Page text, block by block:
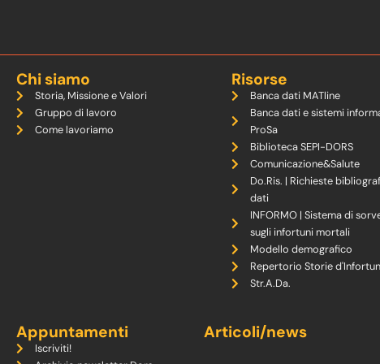
Chi siamo
Storia, Missione e Valori
Gruppo di lavoro
Come lavoriamo
Risorse
Banca dati MATline
Banca dati e sistemi
ProSa
Biblioteca SEPI-DORS
Comunicazione&Salute
Do.Ris. | Richieste
dati
INFORMO | Sistema di
sugli infortuni mortali
Modello demografico
Repertorio Storie
Str.A.Da.
Appuntamenti
Iscriviti!
Articoli/news